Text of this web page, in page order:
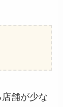
舗が少な